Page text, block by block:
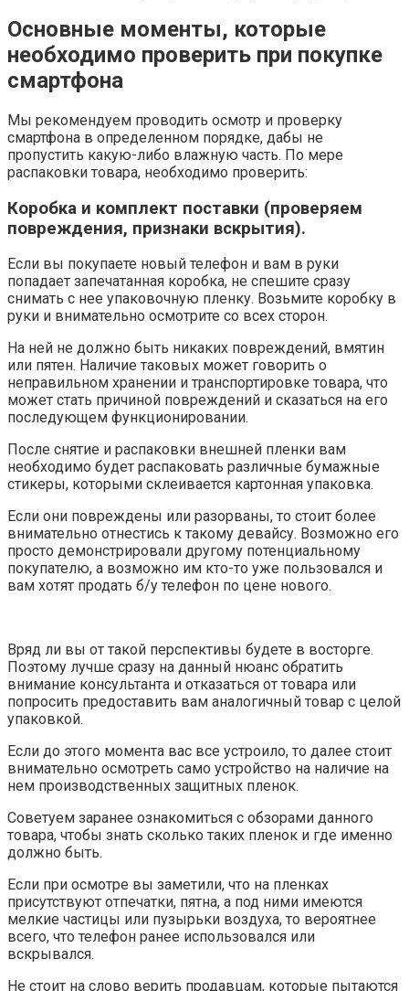
Основные моменты, которые
необходимо проверить при покупке
смартфона
Мы рекомендуем проводить осмотр и проверку
смартфона в определенном порядке, дабы не
пропустить какую-либо влажную часть. По мере
распаковки товара, необходимо проверить:
Коробка и комплект поставки (проверяем
повреждения, признаки вскрытия).
Если вы покупаете новый телефон и вам в руки
попадает запечатанная коробка, не спешите сразу
снимать с нее упаковочную пленку. Возьмите коробку в
руки и внимательно осмотрите со всех сторон.
На ней не должно быть никаких повреждений, вмятин
или пятен. Наличие таковых может говорить о
неправильном хранении и транспортировке товара, что
может стать причиной повреждений и сказаться на его
последующем функционировании.
После снятие и распаковки внешней пленки вам
необходимо будет распаковать различные бумажные
стикеры, которыми склеивается картонная упаковка.
Если они повреждены или разорваны, то стоит более
внимательно отнестись к такому девайсу. Возможно его
просто демонстрировали другому потенциальному
покупателю, а возможно им кто-то уже пользовался и
вам хотят продать б/у телефон по цене нового.
Вряд ли вы от такой перспективы будете в восторге.
Поэтому лучше сразу на данный нюанс обратить
внимание консультанта и отказаться от товара или
попросить предоставить вам аналогичный товар с целой
упаковкой.
Если до этого момента вас все устроило, то далее стоит
внимательно осмотреть само устройство на наличие на
нем производственных защитных пленок.
Советуем заранее ознакомиться с обзорами данного
товара, чтобы знать сколько таких пленок и где именно
должно быть.
Если при осмотре вы заметили, что на пленках
присутствуют отпечатки, пятна, а под ними имеются
мелкие частицы или пузырьки воздуха, то вероятнее
всего, что телефон ранее использовался или
вскрывался.
Не стоит на слово верить продавцам, которые пытаются